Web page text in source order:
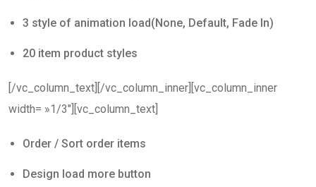
3 style of animation load(None, Default, Fade In)
20 item product styles
[/vc_column_text][/vc_column_inner][vc_column_inner
width= »1/3″][vc_column_text]
Order / Sort order items
Design load more button